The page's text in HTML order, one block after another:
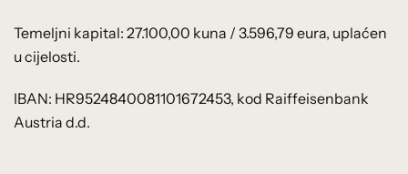
Temeljni kapital: 27.100,00 kuna / 3.596,79 eura, uplaćen
u cijelosti.
IBAN: HR9524840081101672453, kod Raiffeisenbank
Austria d.d.